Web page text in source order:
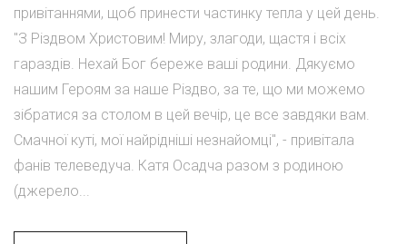
привітаннями, щоб принести частинку тепла у цей день.
"З Різдвом Христовим! Миру, злагоди, щастя і всіх
гараздів. Нехай Бог береже ваші родини. Дякуємо
нашим Героям за наше Різдво, за те, що ми можемо
зібратися за столом в цей вечір, це все завдяки вам.
Смачної куті, мої найрідніші незнайомці", - привітала
фанів телеведуча. Катя Осадча разом з родиною
(джерело...